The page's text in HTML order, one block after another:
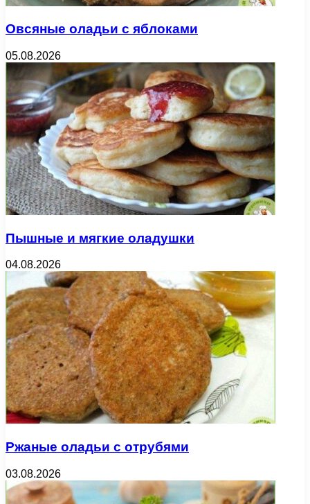
Овсяные оладьи с яблоками
05.08.2026
Пышные и мягкие оладушки
04.08.2026
Ржаные оладьи с отрубями
03.08.2026